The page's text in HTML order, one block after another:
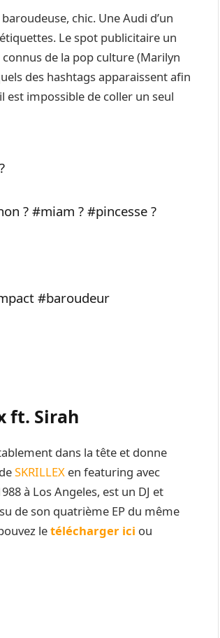
chic. Une Audi d’un
Le spot publicitaire un
de la pop culture (Marilyn
des hashtags apparaissent afin
est impossible de coller un seul
? #miam ? #pincesse ?
#baroudeur
ft. Sirah
dans la tête et donne
deSKRILLEX en featuring avec
à Los Angeles, est un DJ et
de son quatrième EP du même
letélécharger ici ou